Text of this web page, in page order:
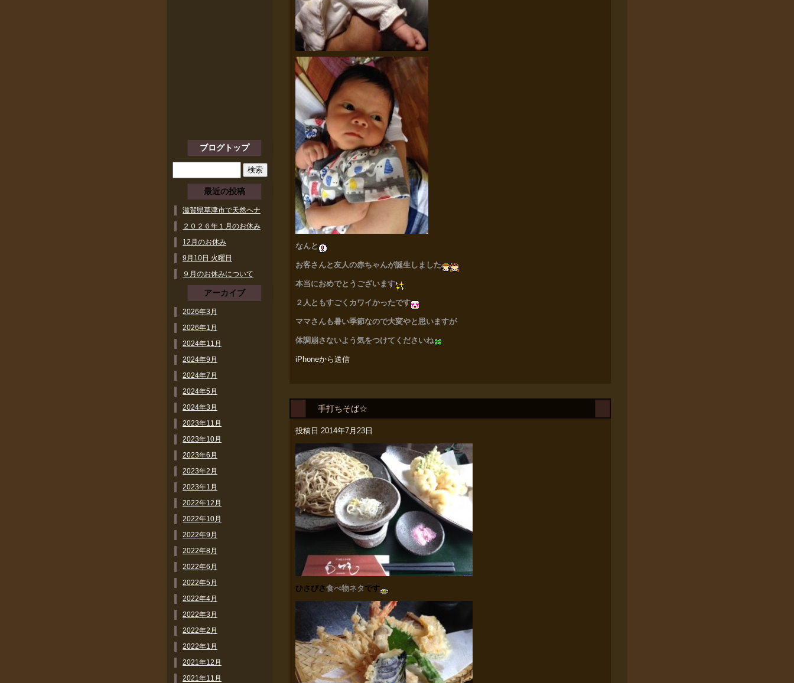
ブログトップ
最近の投稿
滋賀県草津市で天然ヘナ
２０２６年１月のお休み
12月のお休み
9月10日 火曜日
９月のお休みについて
アーカイブ
2026年3月
2026年1月
2024年11月
2024年9月
2024年7月
2024年5月
2024年3月
2023年11月
2023年10月
2023年6月
2023年2月
2023年1月
2022年12月
2022年10月
2022年9月
2022年8月
2022年6月
2022年5月
2022年4月
2022年3月
2022年2月
2022年1月
2021年12月
2021年11月
なんと
お客さんと友人の赤ちゃんが誕生しました
本当におめでとうございます
２人ともすごくカワイかったです
ママさんも暑い季節なので大変やと思いますが
体調崩さないよ う気をつけてくださいね
iPhoneから送信
手打ちそば☆
投稿日 2014年7月23日
ひさ びさ食べ物ネタ です